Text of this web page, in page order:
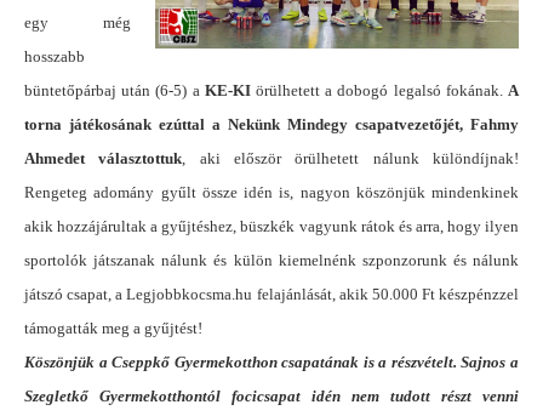
egy még
hosszabb
büntetőpárbaj után (6-5) a KE-KIörülhetett a dobogó legalsó fokának.A
torna játékosának ezúttal a Nekünk Mindegy csapatvezetőjét, Fahmy
Ahmedet választottuk, aki először örülhetett nálunk különdíjnak!
Rengeteg adomány gyűlt össze idén is, nagyon köszönjük mindenkinek
akik hozzájárultak a gyűjtéshez, büszkék vagyunk rátok és arra, hogy ilyen
sportolók játszanak nálunk és külön kiemelnénk szponzorunk és nálunk
játszó csapat, a Legjobbkocsma.hu felajánlását, akik 50.000 Ft készpénzzel
támogatták meg a gyűjtést!
Köszönjük a Cseppkő Gyermekotthon csapatának is a részvételt. Sajnos a
Szegletkő Gyermekotthontól focicsapat idén nem tudott részt venni